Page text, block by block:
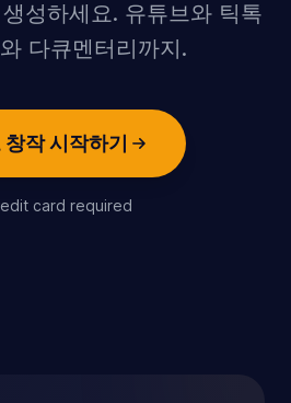
성하세요. 유튜브와 틱톡
다큐멘터리까지.
작 시작하기
card required